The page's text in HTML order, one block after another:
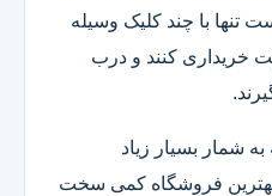
تنها با چند کلیک وسیله
خریداری کنند و درب
به شمار بسیار زیاد
بهترین فروشگاه کمی سخت